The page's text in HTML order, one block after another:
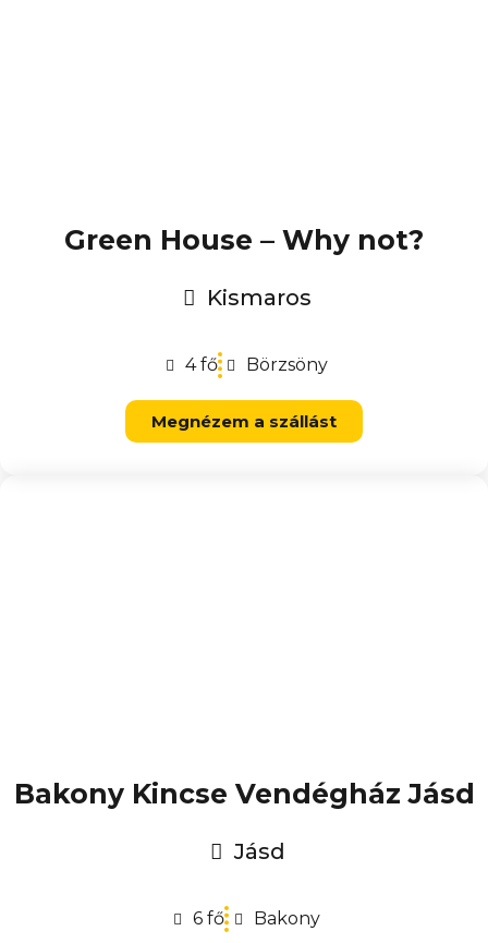
Green House – Why not?
Kismaros
4 fő Börzsöny
Megnézem a szállást
Bakony Kincse Vendégház Jásd
Jásd
6 fő Bakony